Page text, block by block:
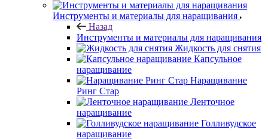
Инструменты и материалы для наращивания
Назад
Инструменты и материалы для наращивания
Жидкость для снятия
Капсульное
наращивание
Наращивание
Ринг Стар
Ленточное
наращивание
Голливудское
наращивание